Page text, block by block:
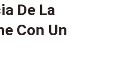
De La
Con Un